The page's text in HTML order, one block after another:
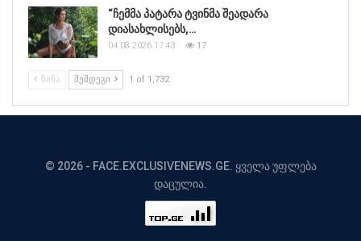
“ჩემმა პატარა ტვინმა შეადარა
დიასახლისებს,…
04.08.2026 17:43 17
ᲬᲘᲜᲐ ᲨᲔᲛᲓᲔᲒᲘ 1 of 1,732
© 2026 - FACE.EXCLUSIVENEWS.GE. ყველა უფლება
დაცულია.